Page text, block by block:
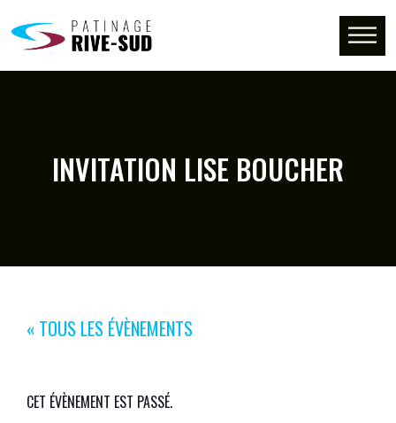
INVITATION LISE BOUCHER
« TOUS LES ÉVÈNEMENTS
CET ÉVÈNEMENT EST PASSÉ.